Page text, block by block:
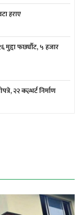
हराए
फर्छ्यौट, ५ हजार
२२ कल्भर्ट निर्माण